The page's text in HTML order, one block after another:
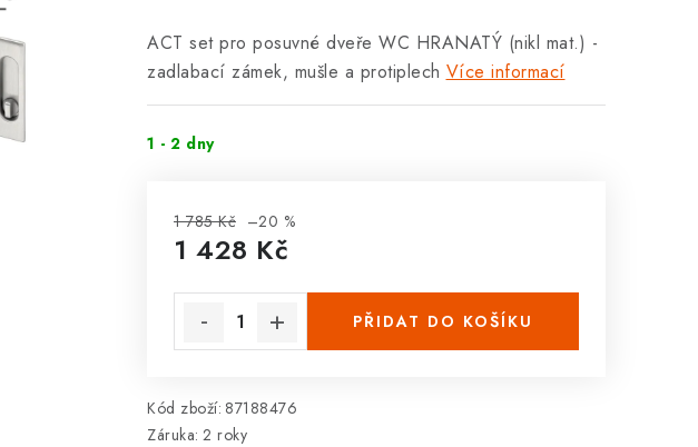
ACT set pro posuvné dveře WC HRANATÝ (nikl mat.) -
zadlabací zámek, mušle a protiplech Více informací
1 - 2 dny
1 785 Kč –20 %
1 428 Kč
PŘIDAT DO KOŠÍKU
Kód zboží: 87188476
Záruka: 2 roky